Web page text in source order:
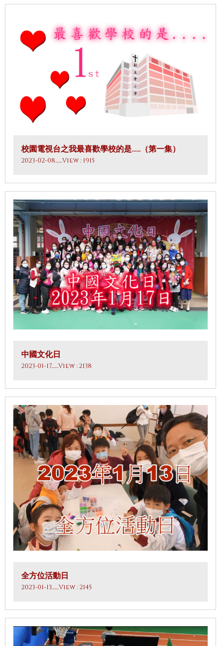
校園電視台之我最喜歡學校的是……（第一集）
2023-02-08.......View : 1915
中國文化日
2023-01-17.......View : 2138
全方位活動日
2023-01-13.......View : 2145